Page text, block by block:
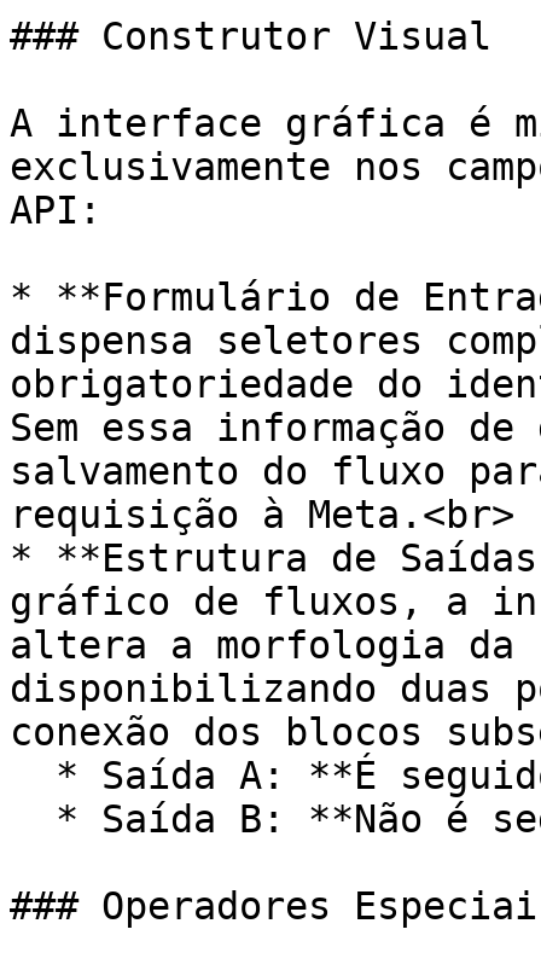
### Construtor Visual
A interface gráfica é
exclusivamente nos
API:
* **Formulário de
dispensa seletores
obrigatoriedade do
Sem essa informação
salvamento do fluxo
requisição à Meta.<br>
* **Estrutura de
gráfico de fluxos, a
altera a morfologia da
disponibilizando duas
conexão dos blocos
### Operadores